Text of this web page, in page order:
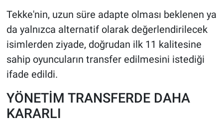
Tekke'nin, uzun süre adapte olması beklenen ya
da yalnızca alternatif olarak değerlendirilecek
isimlerden ziyade, doğrudan ilk 11 kalitesine
sahip oyuncuların transfer edilmesini istediği
ifade edildi.
YÖNETİM TRANSFERDE DAHA
KARARLI